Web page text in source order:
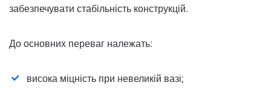
забезпечувати стабільність конструкцій.
До основних переваг належать:
висока міцність при невеликій вазі;